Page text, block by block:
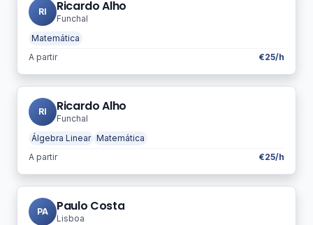
RI Ricardo Alho
Funchal
Matemática
A partir
€25/h
RI Ricardo Alho
Funchal
Álgebra Linear Matemática
A partir
€25/h
PA Paulo Costa
Lisboa